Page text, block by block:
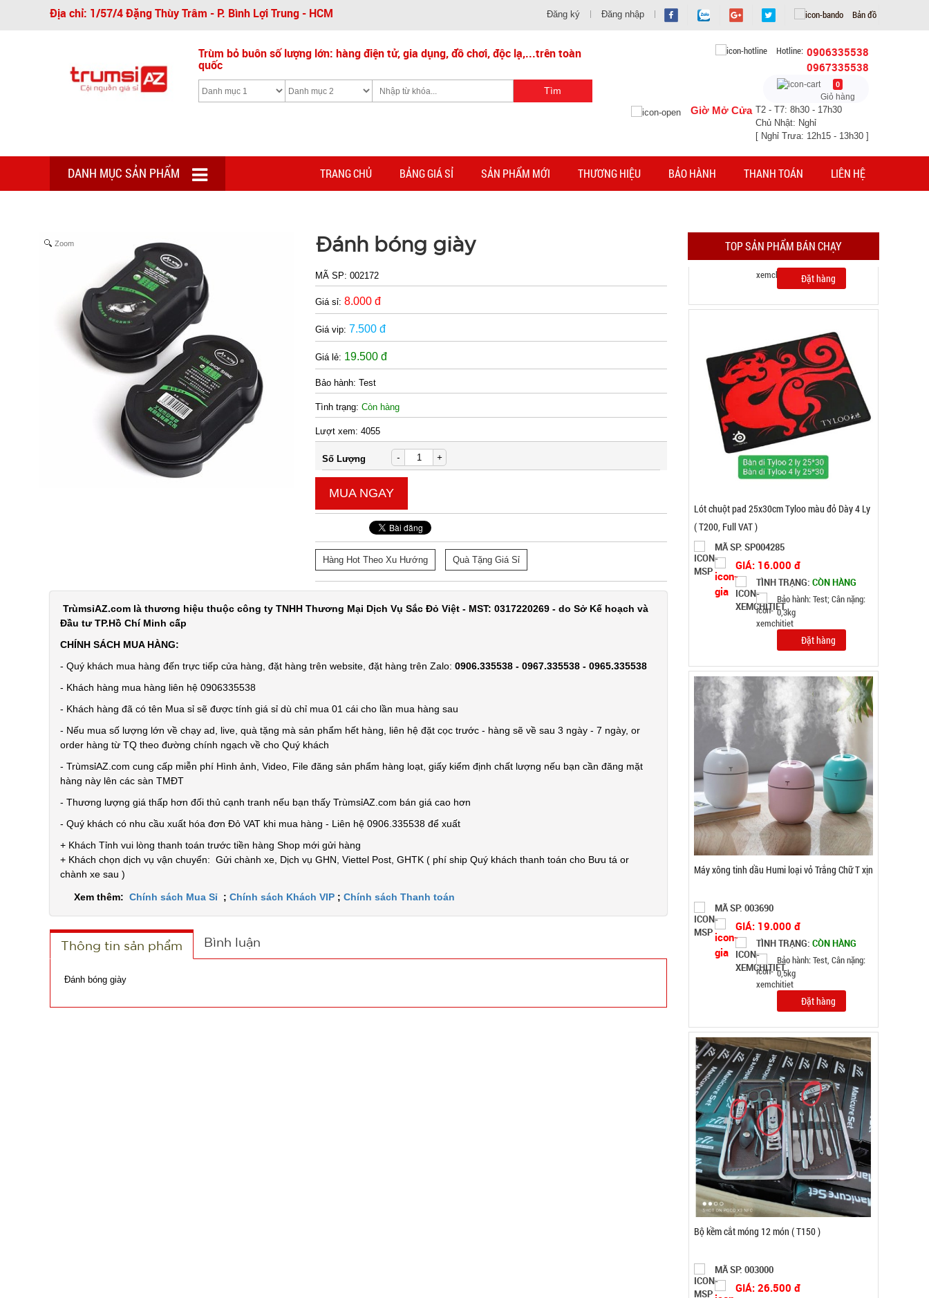
Địa chỉ: 1/57/4 Đặng Thùy Trâm - P. Bình Lợi Trung - HCM Bản đồ
Đăng ký Đăng nhập
Trùm bỏ buôn số lượng lớn: hàng điện tử, gia dụng, đồ chơi, độc lạ,...trên toàn
quốc
Hotline: 0906335538
0967335538
0
Giỏ hàng
Giờ Mở Cửa T2 - T7: 8h30 - 17h30
Chủ Nhật: Nghỉ
[ Nghỉ Trưa: 12h15 - 13h30 ]
DANH MỤC SẢN PHẨM TRANG CHỦ BẢNG GIÁ SỈ SẢN PHẨM MỚI THƯƠNG HIỆU BẢO HÀNH THANH TOÁN LIÊN HỆ
Zoom Đánh bóng giày
MÃ SP:002172
Giá sỉ:8.000 đ
Giá vip: 7.500 đ
Giá lẻ: 19.500 đ
Bảo hành:Test
Tình trạng:Còn hàng
Lượt xem:4055
Số Lượng - +
MUA NGAY
Hàng Hot Theo Xu Hướng Quà Tặng Giá Sỉ
TrùmsỉAZ.com là thương hiệu thuộc công ty TNHH Thương Mại Dịch Vụ Sắc Đỏ Việt - MST: 0317220269 - do Sở Kế hoạch và
Đầu tư TP.Hồ Chí Minh cấp
CHÍNH SÁCH MUA HÀNG:
- Quý khách mua hàng đến trực tiếp cửa hàng, đặt hàng trên website, đặt hàng trên Zalo: 0906.335538 - 0967.335538 - 0965.335538
- Khách hàng mua hàng liên hệ 0906335538
- Khách hàng đã có tên Mua sỉ sẽ được tính giá sỉ dù chỉ mua 01 cái cho lần mua hàng sau
- Nếu mua số lượng lớn về chạy ad, live, quà tặng mà sản phẩm hết hàng, liên hệ đặt cọc trước - hàng sẽ về sau 3 ngày - 7 ngày, or
order hàng từ TQ theo đường chính ngạch về cho Quý khách
- TrùmsỉAZ.com cung cấp miễn phí Hình ảnh, Video, File đăng sản phẩm hàng loạt, giấy kiểm định chất lượng nếu bạn cần đăng mặt
hàng này lên các sàn TMĐT
- Thương lượng giá thấp hơn đối thủ cạnh tranh nếu bạn thấy TrùmsỉAZ.com bán giá cao hơn
- Quý khách có nhu cầu xuất hóa đơn Đỏ VAT khi mua hàng - Liên hệ 0906.335538 để xuất
+ Khách Tỉnh vui lòng thanh toán trước tiền hàng Shop mới gửi hàng
+ Khách chọn dịch vụ vận chuyển: Gửi chành xe, Dịch vụ GHN, Viettel Post, GHTK ( phí ship Quý khách thanh toán cho Bưu tá or
chành xe sau )
Xem thêm: Chính sách Mua Sỉ ; Chính sách Khách VIP ; Chính sách Thanh toán
Thông tin sản phẩm Bình luận
Đánh bóng giày
TOP SẢN PHẨM BÁN CHẠY
Lót chuột pad 25x30cm Tyloo màu đỏ Dày 4 Ly
( T200, Full VAT )
TÌNH TRẠNG:CÒN HÀNG
Bảo hành: Test; Cân nặng:
0,3kg
Đặt hàng
Máy xông tinh dầu Humi loại vỏ Trắng Chữ T xịn
MÃ SP: 003690
GIÁ: 19.000 đ
TÌNH TRẠNG:CÒN HÀNG
Bảo hành: Test, Cân nặng:
0,5kg
Đặt hàng
MÃ SP: 003000
GIÁ: 26.500 đ
TÌNH TRẠNG:CÒN HÀNG
Bảo hành: Test
Đặt hàng
Máy phun sương xông tinh dầu tạo độ ẩm Vân
MÃ SP: 003021
GIÁ: 52.000 đ